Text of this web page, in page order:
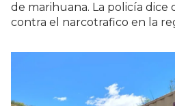
de marihuana. La policía dice
contra el narcotrafico en la